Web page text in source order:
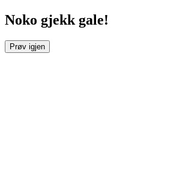
Noko gjekk gale!
Prøv igjen